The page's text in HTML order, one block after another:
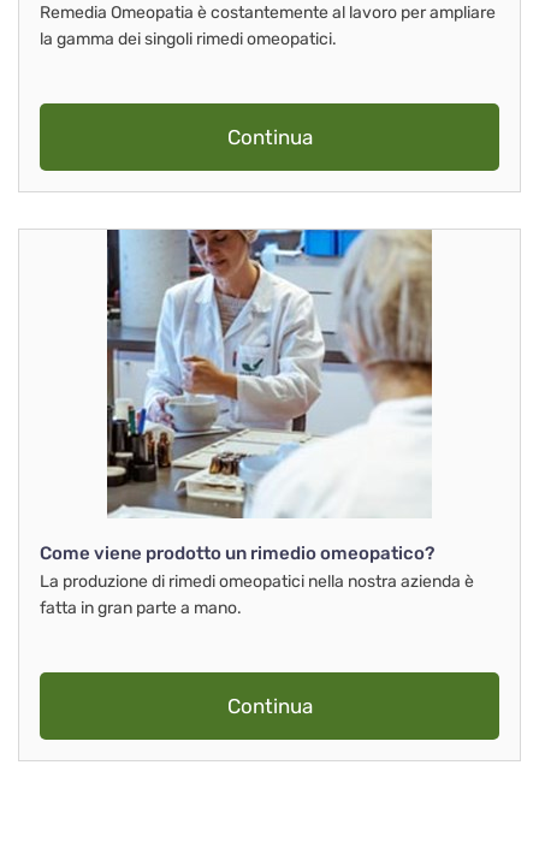
Remedia Omeopatia è costantemente al lavoro per ampliare
la gamma dei singoli rimedi omeopatici.
Continua
Come viene prodotto un rimedio omeopatico?
La produzione di rimedi omeopatici nella nostra azienda è
fatta in gran parte a mano.
Continua